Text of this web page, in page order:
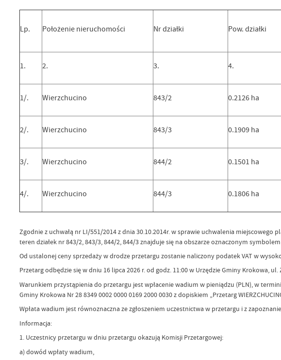
Lp. Położenie nieruchomości Nr działki Pow. działki
1. 2. 3. 4.
1/. Wierzchucino 843/2 0.2126 ha
2/. Wierzchucino 843/3 0.1909 ha
3/. Wierzchucino 844/2 0.1501 ha
4/. Wierzchucino 844/3 0.1806 ha
Zgodnie z uchwałą nr LI/551/2014 z dnia 30.10.2014r. w sprawie uchwalenia miejscowego
teren działek nr 843/2, 843/3, 844/2, 844/3 znajduje się na obszarze oznaczonym
Od ustalonej ceny sprzedaży w drodze przetargu zostanie naliczony podatek VAT w
Przetarg odbędzie się w dniu 16 lipca 2026 r. od godz. 11:00 w Urzędzie Gminy Krokowa,
Warunkiem przystąpienia do przetargu jest wpłacenie wadium w pieniądzu (PLN), w
Gminy Krokowa Nr 28 8349 0002 0000 0169 2000 0030 z dopiskiem „Przetarg
Wpłata wadium jest równoznaczna ze zgłoszeniem uczestnictwa w przetargu i z
Informacja:
1. Uczestnicy przetargu w dniu przetargu okazują Komisji Przetargowej:
a) dowód wpłaty wadium,